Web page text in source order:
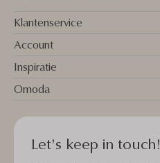
Klantenservice
Account
Inspiratie
Omoda
Let's keep in touch!